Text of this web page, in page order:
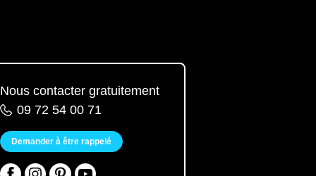
Nous contacter gratuitement
09 72 54 00 71
Demander à être rappelé